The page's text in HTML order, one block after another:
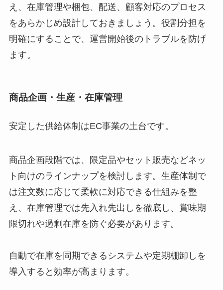
え、在庫管理や梱包、配送、顧客対応のプロセス
をあらかじめ設計しておきましょう。役割分担を
明確にすることで、運営開始後のトラブルを防げ
ます。
商品企画・生産・在庫管理
安定した供給体制はEC事業の土台です。
商品企画段階では、限定品やセット販売などネッ
ト向けのラインナップを検討します。生産体制で
は注文数に応じて柔軟に対応できる仕組みを整
え、在庫管理では先入れ先出しを徹底し、賞味期
限切れや過剰在庫を防ぐ必要があります。
自動で在庫を同期できるシステムや定期棚卸しを
導入すると効率が高まります。